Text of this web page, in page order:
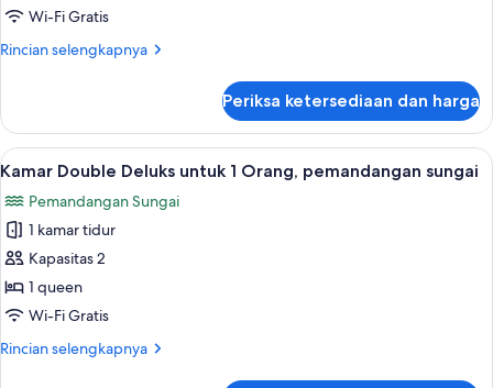
Wi-Fi Gratis
Rincian selengkapnya
Rincian
Kamar
Triple
Periksa ketersediaan dan harga
Lihat
semua
foto
untuk
Kamar
Double
Deluks
1
Kamar Double Deluks untuk 1
19
Kamar Double Deluks untuk 1 Orang, pemandangan sungai
Pemandangan Sungai
1 kamar tidur
Kapasitas 2
1 queen
Wi-Fi Gratis
Rincian selengkapnya
Rincian